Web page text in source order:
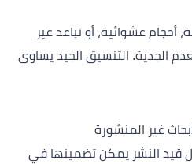
عشوائية، أو تباعد غير
الجدية. التنسيق الجيد يساوي
غير المنشورة
قيد النشر يمكن تضمينها في